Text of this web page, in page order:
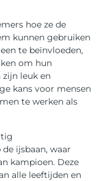
hoe ze de
kunnen gebruiken
te beïnvloeden,
om hun
zijn leuk en
kans voor mensen
te werken als
ijsbaan, waar
kampioen. Deze
alle leeftijden en